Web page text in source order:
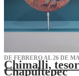
DE FEBRERO AL 26 DE
Chimalli,
Chapultepec